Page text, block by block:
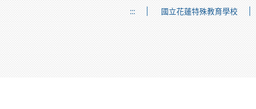
::: 國立花蓮特殊教育學校